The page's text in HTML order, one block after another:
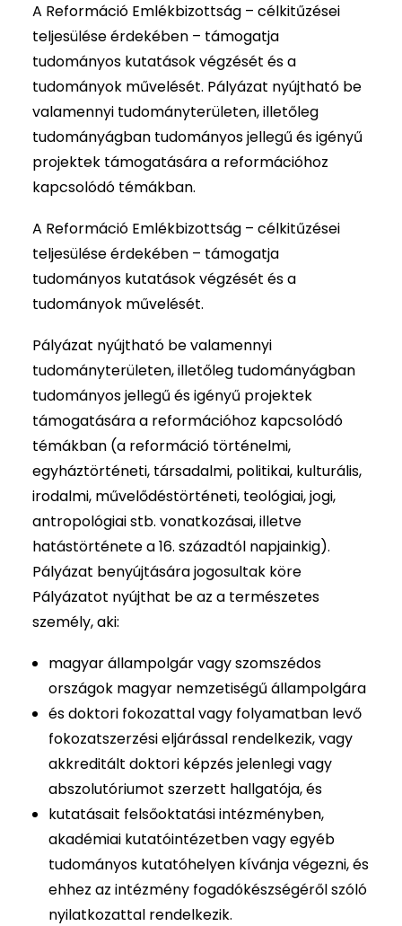
A Reformáció Emlékbizottság – célkitűzései
teljesülése érdekében – támogatja
tudományos kutatások végzését és a
tudományok művelését. Pályázat nyújtható be
valamennyi tudományterületen, illetőleg
tudományágban tudományos jellegű és igényű
projektek támogatására a reformációhoz
kapcsolódó témákban.
A Reformáció Emlékbizottság – célkitűzései
teljesülése érdekében – támogatja
tudományos kutatások végzését és a
tudományok művelését.
Pályázat nyújtható be valamennyi
tudományterületen, illetőleg tudományágban
tudományos jellegű és igényű projektek
támogatására a reformációhoz kapcsolódó
témákban (a reformáció történelmi,
egyháztörténeti, társadalmi, politikai, kulturális,
irodalmi, művelődéstörténeti, teológiai, jogi,
antropológiai stb. vonatkozásai, illetve
hatástörténete a 16. századtól napjainkig).
Pályázat benyújtására jogosultak köre
Pályázatot nyújthat be az a természetes
személy, aki:
magyar állampolgár vagy szomszédos
országok magyar nemzetiségű állampolgára
és doktori fokozattal vagy folyamatban levő
fokozatszerzési eljárással rendelkezik, vagy
akkreditált doktori képzés jelenlegi vagy
abszolutóriumot szerzett hallgatója, és
kutatásait felsőoktatási intézményben,
akadémiai kutatóintézetben vagy egyéb
tudományos kutatóhelyen kívánja végezni, és
ehhez az intézmény fogadókészségéről szóló
nyilatkozattal rendelkezik.